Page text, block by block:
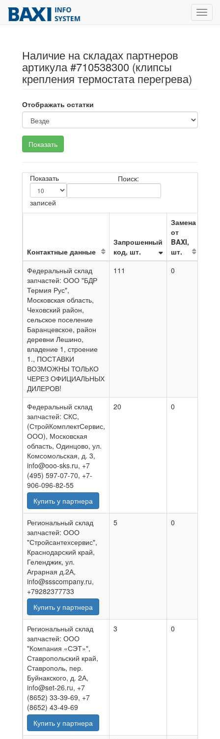
Наличие на складах партнеров
артикула #710538300 (клипсы
крепления термостата перегрева)
Отображать остатки
Показать
записей
Поиск:
Контактные данные
Запрошенный
код, шт.
Замена
от
BAXI,
шт.
Федеральный склад
запчастей: ООО "БДР
Термия Рус",
Московская область,
Чеховский район,
сельское поселение
Баранцевское, район
деревни Лешино,
владение 1, строение
1., ПОСТАВКИ
ВОЗМОЖНЫ ТОЛЬКО
ЧЕРЕЗ ОФИЦИАЛЬНЫХ
ДИЛЕРОВ!
111 0
Федеральный склад
запчастей: СКС,
(СтройКомплектСервис,
ООО), Московская
область, Одинцово, ул.
Комсомольская, д. 3,
info@ooo-sks.ru, +7
(495) 597-07-70, +7-
906-096-82-55
Купить у партнера
20 0
Региональный склад
запчастей: ООО
"Стройсантехсервис",
Краснодарский край,
Геленджик, ул.
Аграрная д.2А,
info@ssscompany.ru,
+79282377733
Купить у партнера
5 0
Региональный склад
запчастей: ООО
"Компания «СЭТ»",
Ставропольский край,
Ставрополь, пер.
Буйнакского, д. 2А,
info@set-26.ru, +7
(8652) 33-39-69, +7
(8652) 43-49-69
Купить у партнера
3 0